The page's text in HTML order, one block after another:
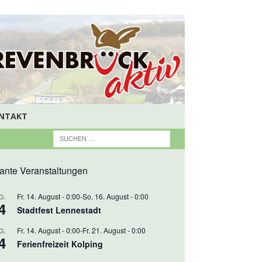
Veranstaltungen
Fr. 14. August - 0:00-So. 16. August - 0:00
Stadtfest Lennestadt
Fr. 14. August - 0:00-Fr. 21. August - 0:00
Ferienfreizeit Kolping